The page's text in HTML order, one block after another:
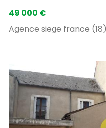
49 000 €
Agence siege france (18)